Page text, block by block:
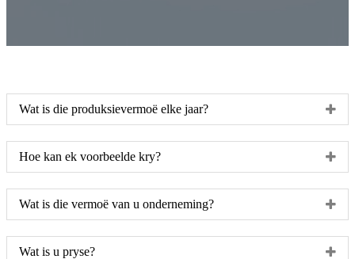
Wat is die produksievermoë elke jaar?
Hoe kan ek voorbeelde kry?
Wat is die vermoë van u onderneming?
Wat is u pryse?